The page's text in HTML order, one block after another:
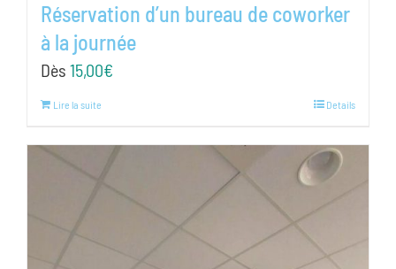
Réservation d’un bureau de coworker
à la journée
Dès 15,00€
Lire la suite Details